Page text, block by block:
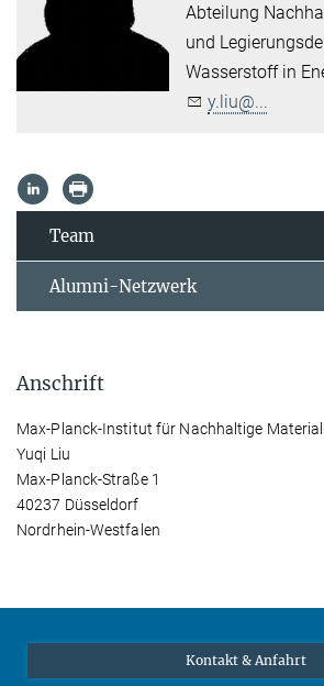
Abteilung
und
Wasserstoff in
y.liu@...
Team
Alumni-Netzwerk
Anschrift
Max-Planck-Institut für Nachhaltige
Yuqi Liu
Max-Planck-Straße 1
40237 Düsseldorf
Nordrhein-Westfalen
Kontakt & Anfahrt